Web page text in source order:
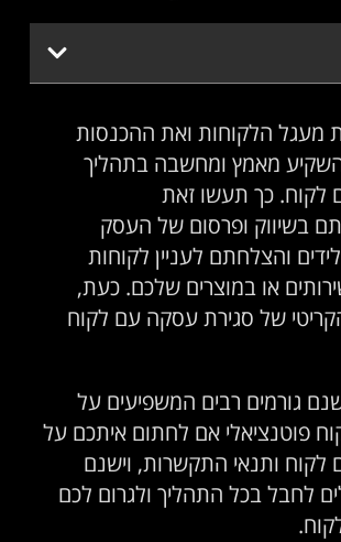
מעגל הלקוחות ואת ההכנסות
מאמץ ומחשבה בתהליך
לקוח. כך תעשו זאת
בשיווק ופרסום של העסק
והצלחתם לעניין לקוחות
או במוצרים שלכם. כעת,
של סגירת עסקה עם לקוח
גורמים רבים המשפיעים על
פוטנציאלי אם לחתום איתכם על
ותנאי התקשרות, וישנם
לחבל בכל התהליך ולגרום לכם